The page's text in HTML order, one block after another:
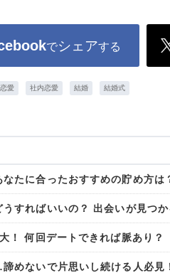
でシェアする
恋愛 社内恋愛 結婚 結婚式
なたに合ったおすすめの貯め方は
すればいいの？ 出会いが見つ
！ 何回デートできれば脈あり？
めないで片思いし続ける人必見